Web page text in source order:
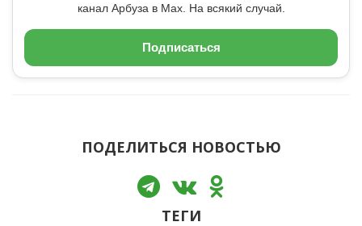
канал Арбуза в Max. На всякий случай.
Подписаться
ПОДЕЛИТЬСЯ НОВОСТЬЮ
ТЕГИ